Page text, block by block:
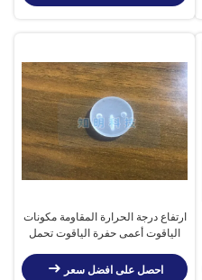
ارتفاع درجة الحرارة المقاومة مكونات
الياقوت أعمى حفرة الياقوت تحمل
احصل على افضل سعر